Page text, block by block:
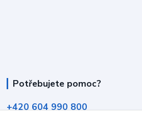
Potřebujete pomoc?
+420 604 990 800